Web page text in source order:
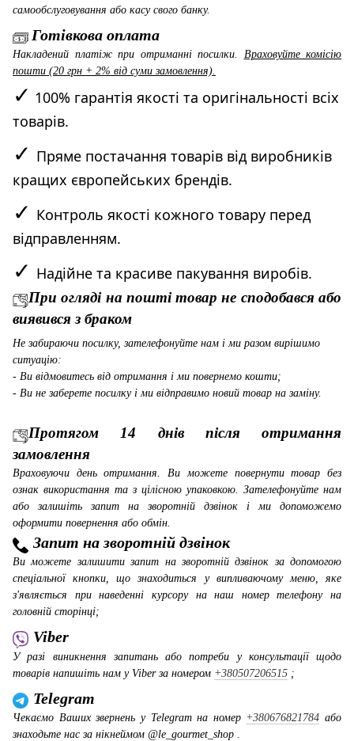
самообслуговування або касу свого банку.
Готівкова оплата
Накладений платіж при отриманні посилки. Враховуйте комісію
пошти (20 грн + 2% від суми замовлення).
✓ 100% гарантія якості та оригінальності всіх
товарів.
✓ Пряме постачання товарів від виробників
кращих європейських брендів.
✓ Контроль якості кожного товару перед
відправленням.
✓ Надійне та красиве пакування виробів.
При огляді на пошті товар не сподобався або
виявився з браком
Не забираючи посилку, зателефонуйте нам і ми разом вирішимо
ситуацію:
- Ви відмовитесь від отримання і ми повернемо кошти;
- Ви не заберете посилку і ми відправимо новий товар на заміну.
Протягом 14 днів після отримання
замовлення
Враховуючи день отримання. Ви можете повернути товар без
ознак використання та з цілісною упаковкою. Зателефонуйте нам
або залишіть запит на зворотній дзвінок і ми допоможемо
оформити повернення або обмін.
Запит на зворотній дзвінок
Ви можете залишити запит на зворотній дзвінок за допомогою
спеціальної кнопки, що знаходиться у випливаючому меню, яке
з'являється при наведенні курсору на наш номер телефону на
головній сторінці;
Viber
У разі виникнення запитань або потреби у консультації щодо
товарів напишіть нам у Viber за номером +380507206515 ;
Telegram
Чекаємо Ваших звернень у Telegram на номер +380676821784 або
знаходьте нас за нікнеймом @le_gourmet_shop .